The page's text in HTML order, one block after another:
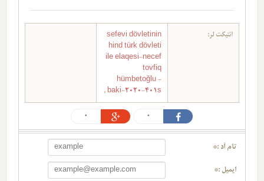
ائتیکت لر:
sefevi dövletinin
hind türk dövleti
ile elaqesi-necef
tovfiq
hümbetoğlu -
baki-2020-401s
,
0
0
تام آد :*
ایمیل :*